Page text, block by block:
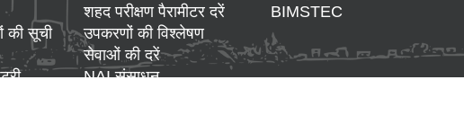
की सूची
शहद परीक्षण पैरामीटर दरें
उपकरणों की विश्लेषण
सेवाओं की दरें
NAI संसाधन
BIMSTEC